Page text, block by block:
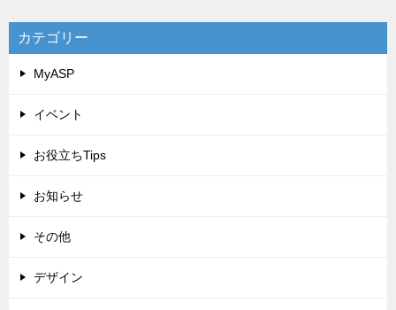
カテゴリー
MyASP
イベント
お役立ちTips
お知らせ
その他
デザイン